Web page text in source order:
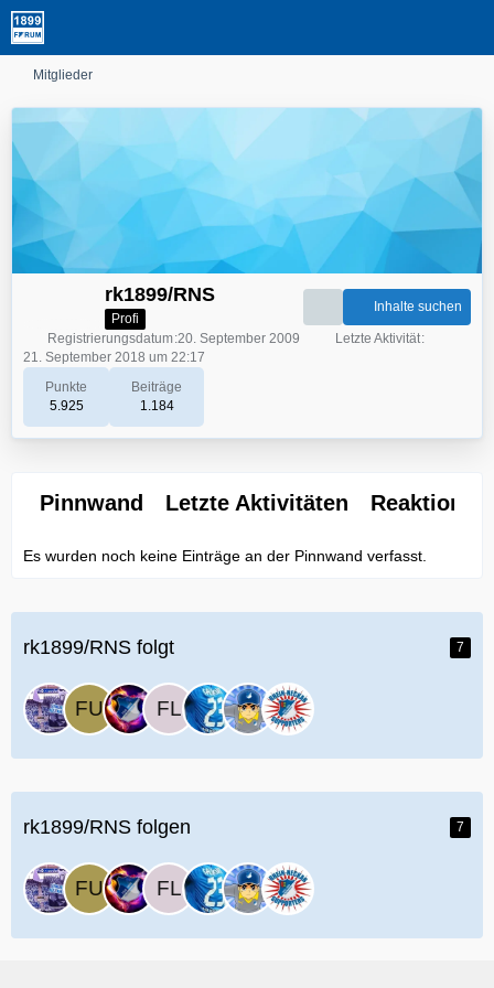
Mitglieder
rk1899/RNS
Profi
Punkte
5.925
Beiträge
1.184
Inhalte suchen
Registrierungsdatum 20. September 2009
Letzte Aktivität
21. September 2018 um 22:17
Pinnwand Letzte Aktivitäten Reaktionen
Es wurden noch keine Einträge an der Pinnwand verfasst.
rk1899/RNS folgt 7
rk1899/RNS folgen 7